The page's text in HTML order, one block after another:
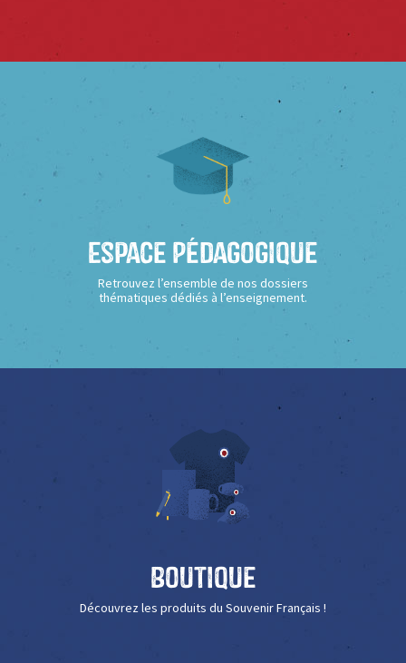
Espace Pédagogique
Retrouvez l’ensemble de nos dossiers
thématiques dédiés à l’enseignement.
Boutique
Découvrez les produits du Souvenir Français !